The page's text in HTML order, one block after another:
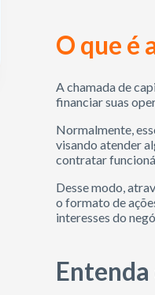
O que é
A chamada de
financiar suas
Normalmente,
visando atender
contratar
Desse modo,
o formato de
interesses do